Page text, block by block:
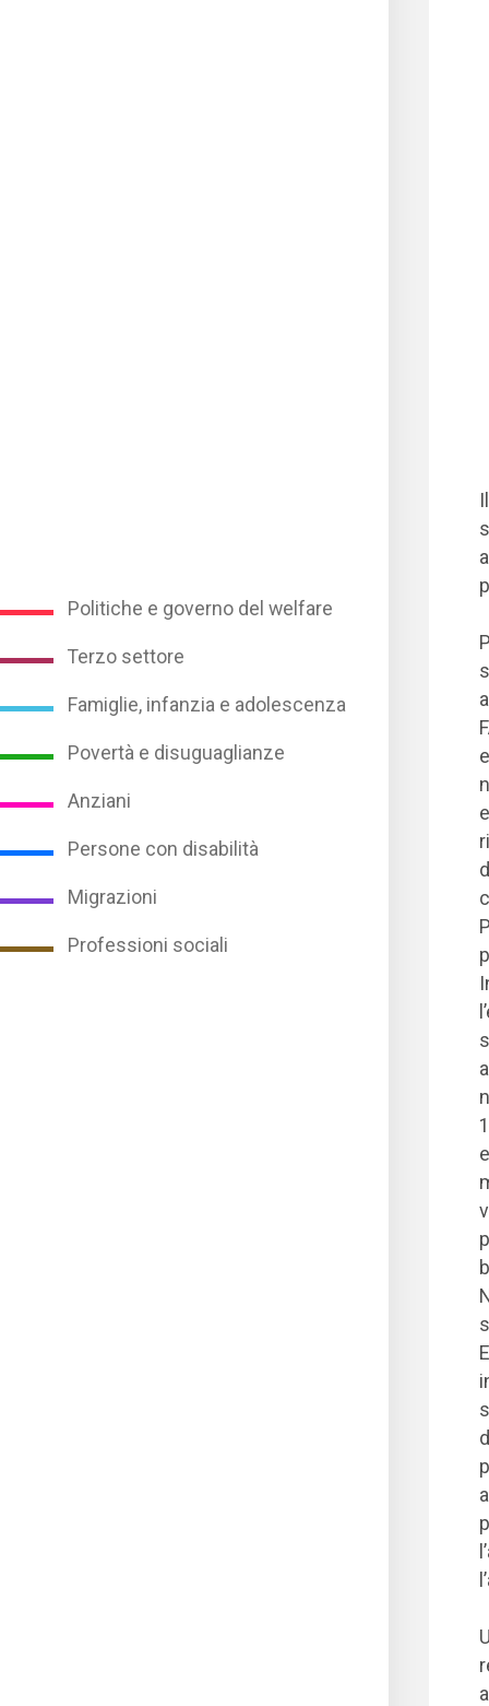
Politiche e governo del welfare
Terzo settore
Famiglie, infanzia e adolescenza
Povertà e disuguaglianze
Anziani
Persone con disabilità
Migrazioni
Professioni sociali